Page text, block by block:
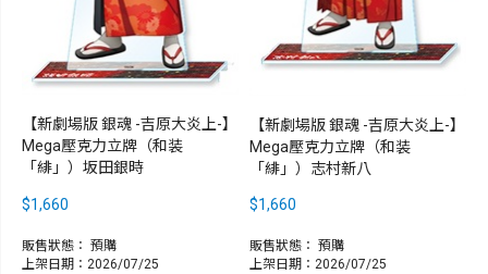
【新劇場版 銀魂 -吉原大炎上-】
Mega壓克力立牌（和装
「緋」）坂田銀時
$1,660
販售狀態： 預購
上架日期：2026/07/25
【新劇場版 銀魂 -吉原大炎上-】
Mega壓克力立牌（和装
「緋」）志村新八
$1,660
販售狀態： 預購
上架日期：2026/07/25